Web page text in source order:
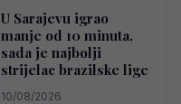
U Sarajevu igrao
manje od 10 minuta,
sada je najbolji
strijelac brazilske lige
10/08/2026